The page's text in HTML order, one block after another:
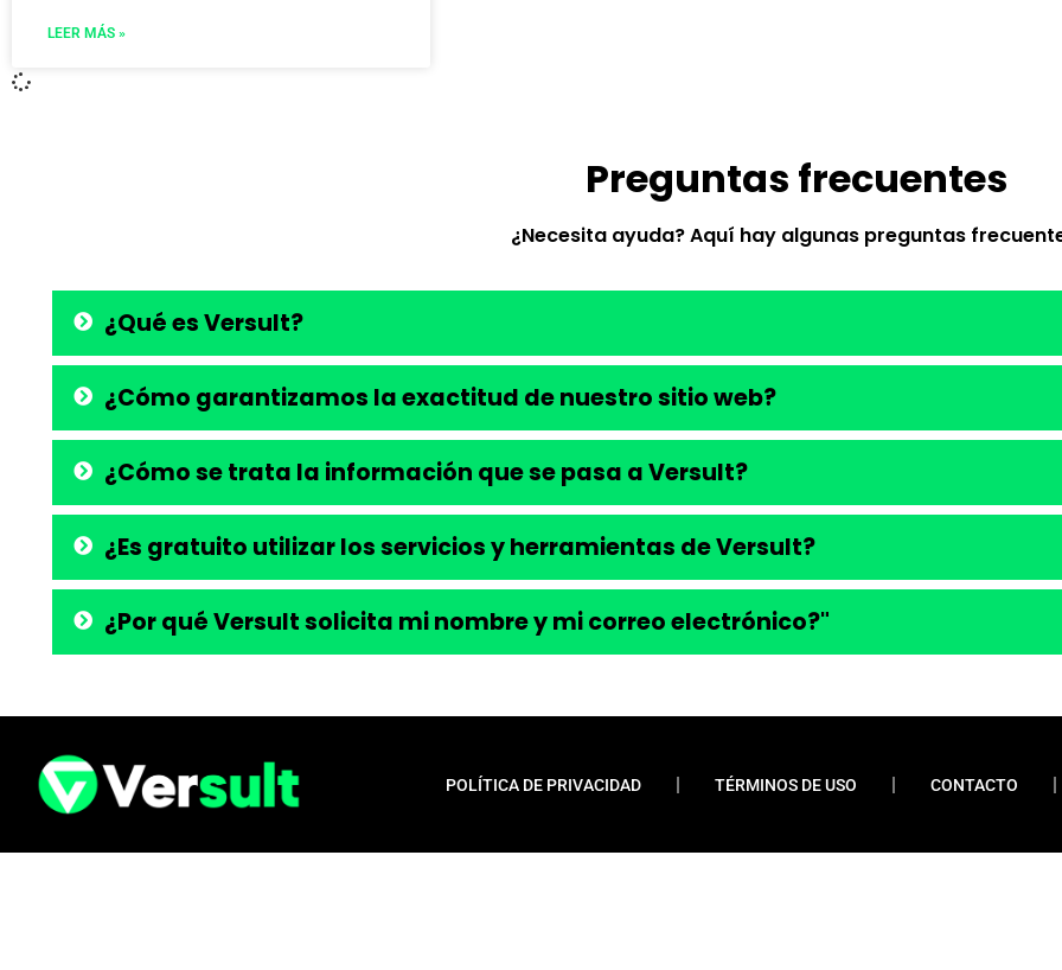
LEER MÁS »
Preguntas frecuentes
¿Necesita ayuda? Aquí hay algunas preguntas
¿Qué es Versult?
¿Cómo garantizamos la exactitud de nuestro sitio web?
¿Cómo se trata la información que se pasa a Versult?
¿Es gratuito utilizar los servicios y herramientas de Versult?
¿Por qué Versult solicita mi nombre y mi correo electrónico?"
POLÍTICA DE PRIVACIDAD TÉRMINOS DE USO CONTACTO